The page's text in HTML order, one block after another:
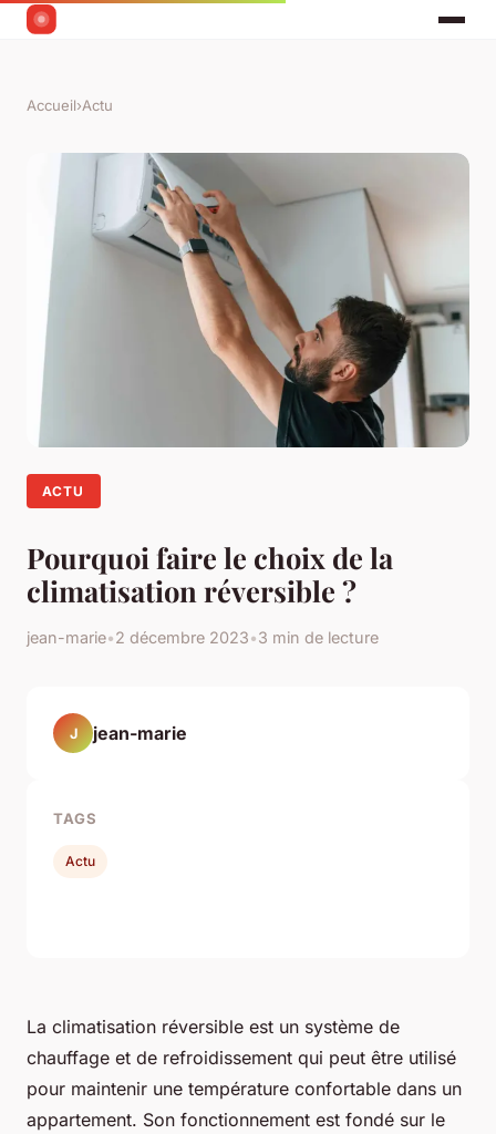
Accueil›Actu
ACTU
Pourquoi faire le choix de la
climatisation réversible ?
jean-marie•2 décembre 2023•3 min de lecture
La climatisation réversible est un système de
chauffage et de refroidissement qui peut être utilisé
pour maintenir une température confortable dans un
appartement. Son fonctionnement est fondé sur le
J jean-marie
TAGS
Actu